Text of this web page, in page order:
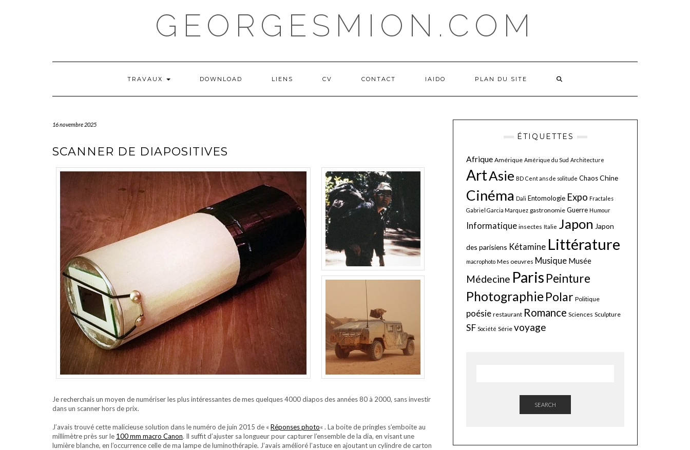
GEORGESMION.COM
TRAVAUX DOWNLOAD LIENS CV CONTACT IAIDO PLAN DU SITE
16 novembre 2025
SCANNER DE DIAPOSITIVES
Je recherchais un moyen de numériser les plus intéressantes de mes quelques 4000 diapos des années 80 à 2000, sans investir
dans un scanner hors de prix.
J’avais trouvé cette malicieuse solution dans le numéro de juin 2015 de « Réponses photo« . La boite de pringles s’emboite au
millimètre près sur le 100 mm macro Canon. Il suffit d’ajuster sa longueur pour capturer l’ensemble de la dia, en visant une
lumière blanche, en l’occurrence celle de ma lampe de luminothérapie. J’avais amélioré l’astuce en ajoutant un cylindre de carton
ÉTIQUETTES
Afrique Amérique Amérique du Sud Architecture
ArtAsie BD Cent ans de solitude ChaosChine
Cinéma Dali Entomologie Expo Fractales
Gabriel Garcia Marquez gastronomie Guerre Humour
Informatique insectes Italie Japon Japon
des parisiens Kétamine Littérature
macrophoto Mes oeuvres Musique Musée
Médecine Paris Peinture
PhotographiePolar Politique
poésie restaurant Romance Sciences Sculpture
SF Société Série voyage
SEARCH